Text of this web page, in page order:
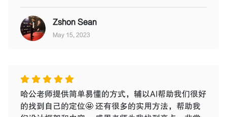
Zshon Sean
May 15, 2023
哈公老师提供简单易懂的方式，辅以AI帮助我们很好
的找到自己的定位🤩 还有很多的实用方法，帮助我